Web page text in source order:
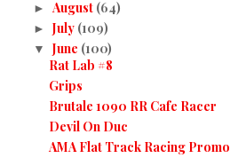
► August (64)
► July (109)
▼ June (100)
Rat Lab #8
Grips
Brutale 1090 RR Cafe Racer
Devil On Duc
AMA Flat Track Racing Promo